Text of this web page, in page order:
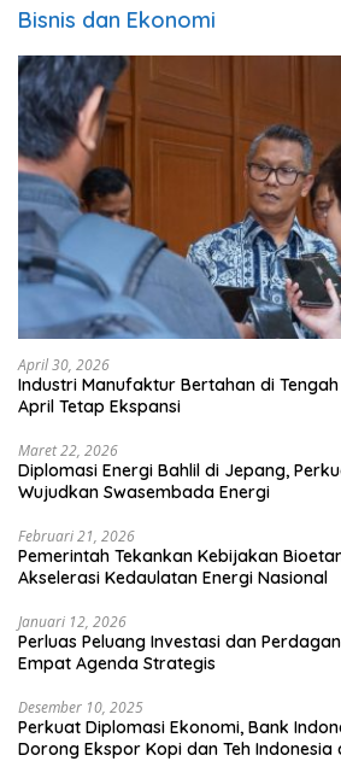
Bisnis dan Ekonomi
April 30, 2026
Industri Manufaktur Bertahan di
April Tetap Ekspansi
Maret 22, 2026
Diplomasi Energi Bahlil di Jepang,
Wujudkan Swasembada Energi
Februari 21, 2026
Pemerintah Tekankan Kebijakan
Akselerasi Kedaulatan Energi Nasional
Januari 12, 2026
Perluas Peluang Investasi dan
Empat Agenda Strategis
Desember 10, 2025
Perkuat Diplomasi Ekonomi, Bank
Dorong Ekspor Kopi dan Teh Indonesia